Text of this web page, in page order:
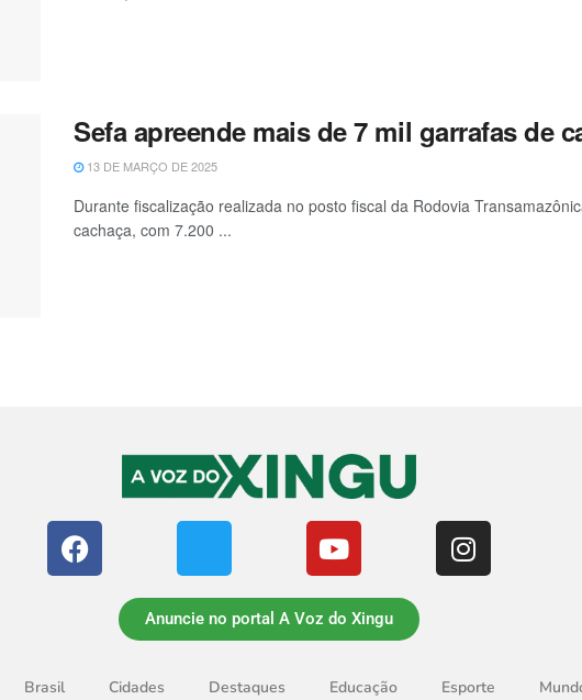
Sefa apreende mais de 7 mil garrafas de
13 DE MARÇO DE 2025
Durante fiscalização realizada no posto fiscal da Rodovia
cachaça, com 7.200 ...
Anuncie no portal A Voz do Xingu
Brasil Cidades Destaques Educação Esporte